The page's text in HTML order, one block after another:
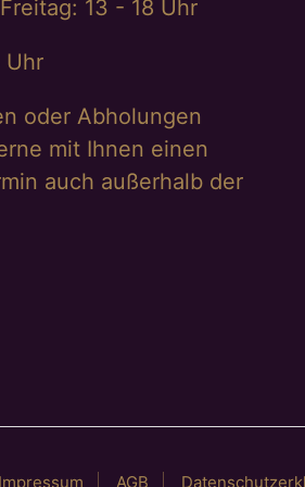
13 - 18 Uhr
Uhr
oder Abholungen
mit Ihnen einen
auch außerhalb der
Impressum AGB